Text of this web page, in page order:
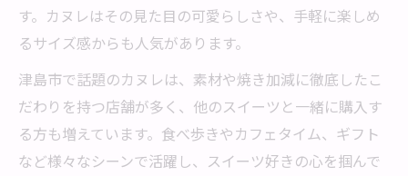
す。カヌレはその見た目の可愛らしさや、手軽に楽しめ
るサイズ感からも人気があります。
津島市で話題のカヌレは、素材や焼き加減に徹底したこ
だわりを持つ店舗が多く、他のスイーツと一緒に購入す
る方も増えています。食べ歩きやカフェタイム、ギフト
など様々なシーンで活躍し、スイーツ好きの心を掴んで